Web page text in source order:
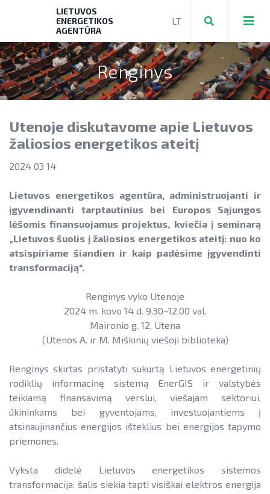
Teikti ir valdyti paraiškas bei mokėjimo
Mokėjimo prašymų formos, dokumentai
► PRIVAČIŲ ELEKTROMOBILIŲ ĮKROVIMO
► KATILŲ KEITIMAS
► PARAMA ENERGIJOS KAUPIMO
ĮRENGINIAMS
► PARAMA SAULĖS ELEKTRINĖMS
SAUSUMOJE
Reklaminiai paveikslėliai (baneriai)
paramai viešinti
Aktuali AEI statistika
energijos kaupimo įrenginių kainos
Energetikos bendrijos
Jūrinės vėjo energetikos plėtra
Vandenilis
Pažangos skatinant AEI plėtrą
ataskaitos ir kiti dokumentai
AEI transporte
įrenginius
AIE gamybos įrenginių montuotojų
atestavimo sistema
Savivaldybių AIE naudojimo plėtros
Rekomendacijos saulės elektrinėms
įrengti ant stogo
NEKS veiksmų plano įgyvendinimo
stebėsena
Energetika išsamiai
Elektros energetikos sektorius
Gamtinių dujų sektorius
Degalų ir naftos sektorius
Kelių transporto sektorius
Šilumos energijos ir biokuro sektorius
Informacija apie paslaugų teikimą
LIFE IP EnerLIT
ENSMOV Plus
CompositeCircle
LEAPto11
StreamSAVEplus
EVE didinimo veiksmų planas
Pažangos įgyvendinant EVE tikslus
ataskaitos
Energijos tiekėjų ir įmonių sutaupymo
susitarimų įgyvendinimas
EVE skatinimo ir viešinimo darbai
EVE vertinimo įrankiai
LIETUVOS
ENERGETIKOS
AGENTŪRA
Renginys
Utenoje diskutavome apie Lietuvos
žaliosios energetikos ateitį
2024 03 14
Lietuvos energetikos agentūra, administruojanti ir
įgyvendinanti tarptautinius bei Europos Sąjungos
lėšomis finansuojamus projektus, kviečia į seminarą
„Lietuvos šuolis į žaliosios energetikos ateitį: nuo ko
atsispiriame šiandien ir kaip padėsime įgyvendinti
transformaciją“.
Renginys vyko Utenoje
2024 m. kovo 14 d. 9.30–12.00 val.
Maironio g. 12, Utena
(Utenos A. ir M. Miškinių viešoji biblioteka)
Renginys skirtas pristatyti sukurtą Lietuvos energetinių
rodiklių informacinę sistemą EnerGIS ir valstybės
teikiamą finansavimą verslui, viešajam sektoriui,
ūkininkams bei gyventojams, investuojantiems į
atsinaujinančius energijos išteklius bei energijos tapymo
priemones.
Vyksta didelė Lietuvos energetikos sistemos
transformacija: šalis siekia tapti visiškai elektros energija